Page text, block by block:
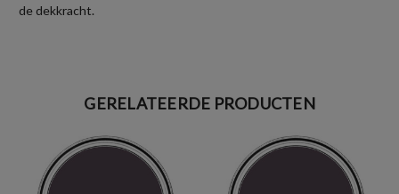
de dekkracht.
GERELATEERDE PRODUCTEN